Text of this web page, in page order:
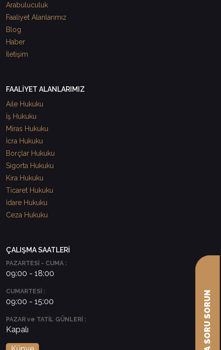
Arabuluculuk
Faaliyet Alanlarımız
Blog
Haber
İletişim
FAALİYET ALANLARIMIZ
Aile Hukuku
İş Hukuku
Miras Hukuku
İcra Hukuku
Borçlar Hukuku
Sigorta Hukuku
Kira Hukuku
Ticaret Hukuku
İdare Hukuku
Ceza Hukuku
ÇALIŞMA SAATLERİ
PAZARTESİ - CUMA :
09:00 - 18:00
CUMARTESİ :
09:00 - 15:00
PAZAR ve TATİL GÜNLERİ :
Kapalı